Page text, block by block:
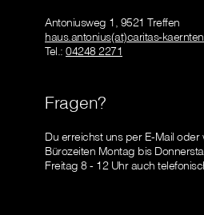
Antoniusweg 1, 9521 Treffen
haus.antonius(at)caritas-
Tel.: 04248 2271
Fragen?
Du erreichst uns per E-Mail
Bürozeiten Montag bis
Freitag 8 - 12 Uhr auch